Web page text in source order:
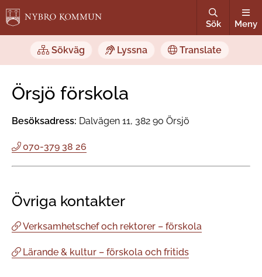
Sök Meny
Sökväg Lyssna Translate
Örsjö förskola
Besöksadress: Dalvägen 11, 382 90 Örsjö
070-379 38 26
Övriga kontakter
Verksamhetschef och rektorer – förskola
Lärande & kultur – förskola och fritids